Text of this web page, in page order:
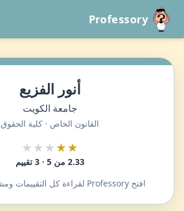
Professory
أنور الفزيع
جامعة الكويت
القانون الخاص · كلية الحقوق
★★
★★★
2.33 من 5 · 3 تقييم
افتح Professory لقراءة كل التقييمات ومشاركة تجربتك